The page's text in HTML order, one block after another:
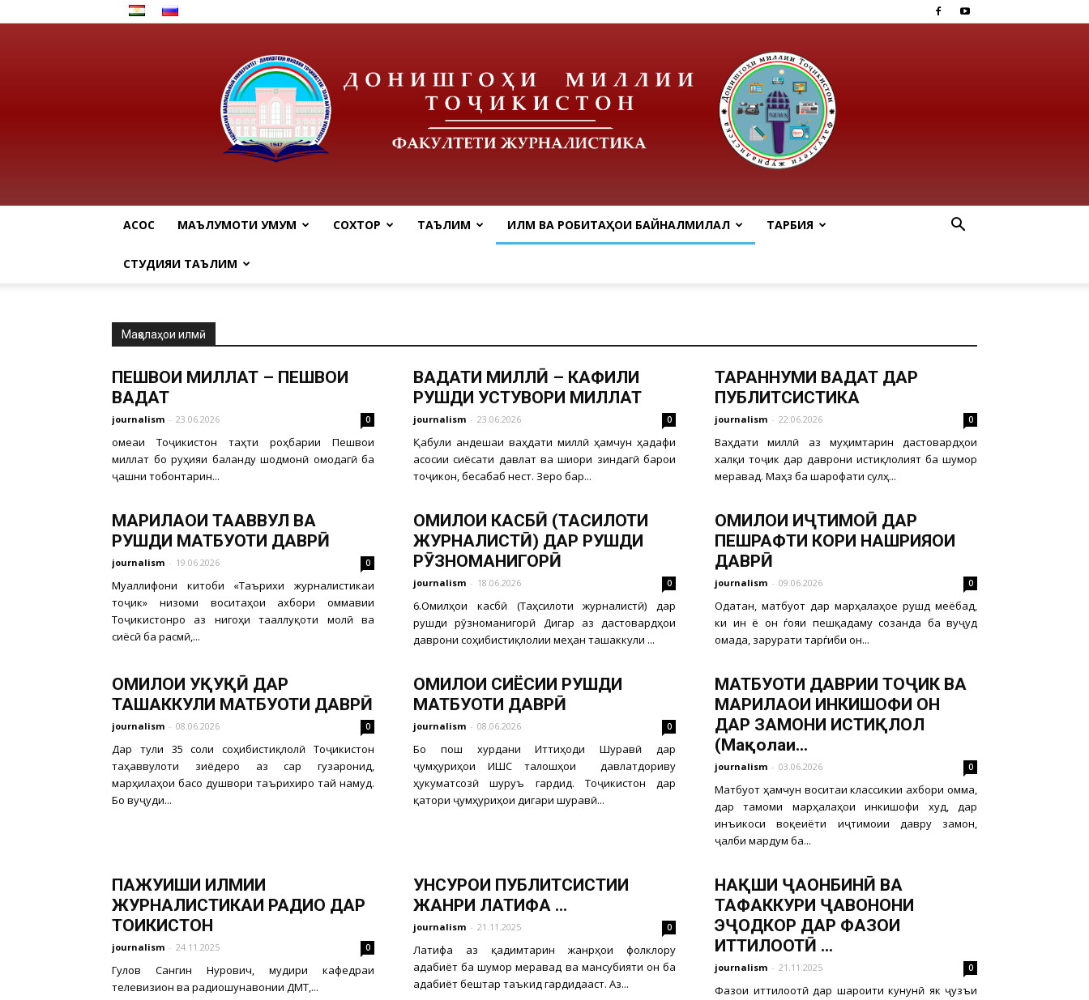
АСОСӢ МАЪЛУМОТИ УМУМӢ СОХТОР ТАЪЛИМ ИЛМ ВА РОБИТАҲОИ БАЙНАЛМИЛАЛӢ ТАРБИЯ
СТУДИЯИ ТАЪЛИМӢ
Мақолаҳои илмӣ
ПЕШВОИ МИЛЛАТ – ПЕШВОИ
ВАҲДАТ
journalism - 23.06.2026 0
Ҷомеаи Тоҷикистон таҳти роҳбарии Пешвои
миллат бо руҳияи баланду шодмонӣ омодагӣ ба
ҷашни тобонтарин...
ВАҲДАТИ МИЛЛӢ – КАФИЛИ
РУШДИ УСТУВОРИ МИЛЛАТ
journalism - 23.06.2026 0
Қабули андешаи ваҳдати миллӣ ҳамчун ҳадафи
асосии сиёсати давлат ва шиори зиндагӣ барои
тоҷикон, бесабаб нест. Зеро бар...
ТАРАННУМИ ВАҲДАТ ДАР
ПУБЛИТСИСТИКА
journalism - 22.06.2026 0
Ваҳдати миллӣ аз муҳимтарин дастовардҳои
халқи тоҷик дар даврони истиқлолият ба шумор
меравад. Маҳз ба шарофати сулҳ...
МАРҲИЛАҲОИ ТАҲАВВУЛ ВА
РУШДИ МАТБУОТИ ДАВРӢ
journalism - 19.06.2026 0
Муаллифони китоби «Таърихи журналистикаи
тоҷик» низоми воситаҳои ахбори оммавии
Тоҷикистонро аз нигоҳи тааллуқоти молӣ ва
сиёсӣ ба расмӣ,...
ОМИЛҲОИ КАСБӢ (ТАҲСИЛОТИ
ЖУРНАЛИСТӢ) ДАР РУШДИ
РӮЗНОМАНИГОРӢ
journalism - 18.06.2026 0
6.Омилҳои касбӣ (Таҳсилоти журналистӣ) дар
рушди рӯзноманигорӣ Дигар аз дастовардҳои
даврони соҳибистиқлолии меҳан ташаккули ...
ОМИЛҲОИ ИҶТИМОӢ ДАР
ПЕШРАФТИ КОРИ НАШРИЯҲОИ
ДАВРӢ
journalism - 09.06.2026 0
Одатан, матбуот дар марҳалаҳое рушд меёбад,
ки ин ё он ѓояи пешқадаму созанда ба вуҷуд
омада, зарурати тарѓиби он...
ОМИЛҲОИ ҲУҚУҚӢ ДАР
ТАШАККУЛИ МАТБУОТИ ДАВРӢ
journalism - 08.06.2026 0
Дар тули 35 соли соҳибистиқлолӣ Тоҷикистон
таҳаввулоти зиёдеро аз сар гузаронид,
марҳилаҳои басо душвори таърихиро тай намуд.
Бо вуҷуди...
ОМИЛҲОИ СИЁСИИ РУШДИ
МАТБУОТИ ДАВРӢ
journalism - 08.06.2026 0
Бо пош хурдани Иттиҳоди Шуравӣ дар
ҷумҳуриҳои ИҶШС талошҳои давлатдориву
ҳукуматсозӣ шуруъ гардид. Тоҷикистон дар
қатори ҷумҳуриҳои дигари шуравӣ...
МАТБУОТИ ДАВРИИ ТОҶИК ВА
МАРҲИЛАҲОИ ИНКИШОФИ ОН
ДАР ЗАМОНИ ИСТИҚЛОЛ
(Мақолаи...
journalism - 03.06.2026 0
Матбуот ҳамчун воситаи классикии ахбори омма,
дар тамоми марҳалаҳои инкишофи худ, дар
инъикоси воқеиёти иҷтимоии давру замон,
ҷалби мардум ба...
ПАЖУҲИШИ ИЛМИИ
ЖУРНАЛИСТИКАИ РАДИО ДАР
ТОҲИКИСТОН
journalism - 24.11.2025 0
Гулов Сангин Нурович, мудири кафедраи
телевизион ва радиошунавонии ДМТ,...
УНСУРҲОИ ПУБЛИТСИСТИИ
ЖАНРИ ЛАТИФА ...
journalism - 21.11.2025 0
Латифа аз қадимтарин жанрҳои фолклору
адабиёт ба шумор меравад ва мансубияти он ба
адабиёт бештар таъкид гардидааст. Аз...
НАҚШИ ҶАҲОНБИНӢ ВА
ТАФАККУРИ ҶАВОНОНИ
ЭҶОДКОР ДАР ФАЗОИ
ИТТИЛООТӢ ...
journalism - 21.11.2025 0
Фазои иттилоотӣ дар шароити кунунӣ як ҷузъи